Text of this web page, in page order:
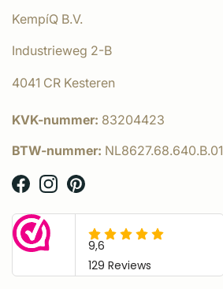
KempíQ B.V.
Industrieweg 2-B
4041 CR Kesteren
KVK-nummer: 83204423
BTW-nummer: NL8627.68.640.B.01